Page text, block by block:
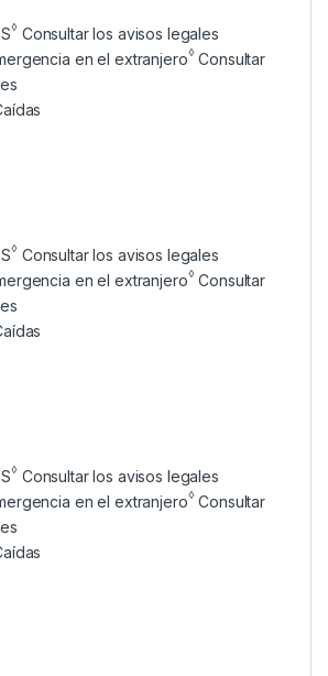
◊Consultar los avisos legales
en el extranjero◊Consultar
◊Consultar los avisos legales
en el extranjero◊Consultar
◊Consultar los avisos legales
en el extranjero◊Consultar